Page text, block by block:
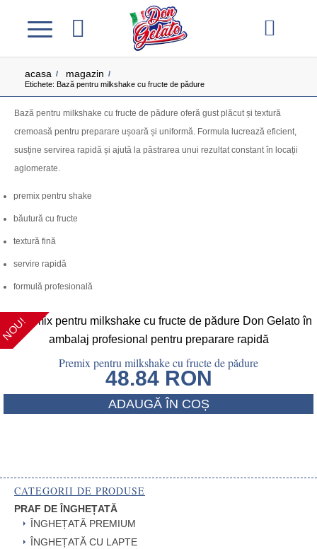
acasa / magazin /
Etichete: Bază pentru milkshake cu fructe de pădure
Bază pentru milkshake cu fructe de pădure oferă gust plăcut și textură
cremoasă pentru preparare ușoară și uniformă. Formula lucrează eficient,
susține servirea rapidă și ajută la păstrarea unui rezultat constant în locații
aglomerate.
premix pentru shake
băutură cu fructe
textură fină
servire rapidă
formulă profesională
NOU!
Premix pentru milkshake cu fructe de pădure
48.84 RON
ADAUGĂ ÎN COȘ
CATEGORII DE PRODUSE
PRAF DE ÎNGHEȚATĂ
ÎNGHEȚATĂ PREMIUM
ÎNGHEȚATĂ CU LAPTE